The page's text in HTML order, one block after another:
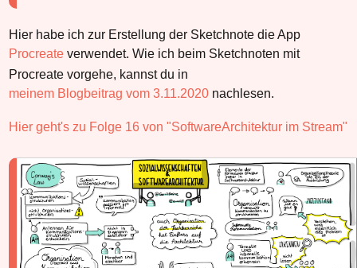
Hier habe ich zur Erstellung der Sketchnote die App
Procreateverwendet. Wie ich beim Sketchnoten mit
Procreate vorgehe, kannst du in
meinem Blogbeitrag vom 3.11.2020nachlesen.
Hier geht's zu Folge 16 von "SoftwareArchitektur im Stream"